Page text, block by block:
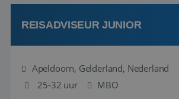
in Europa? Dan is dit jouw kans. A...
REISADVISEUR JUNIOR
Apeldoorn, Gelderland, Nederland
25-32 uur
MBO
_GRECAPTCHA